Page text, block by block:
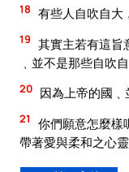
18 有些人自吹自大
19 其實主若有這旨
﹑並不是那些自吹
20 因為上帝的國﹑
21
你們願意怎麼樣
帶著愛與柔和之心